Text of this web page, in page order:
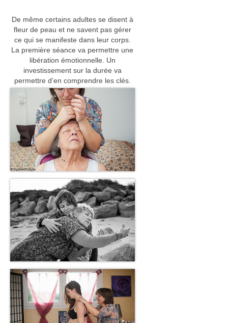
…dans ma peau d’ado
…dans mon corps
…dans mon corps qui vieillit
Constellations Systémiques Familiales
Karmiques Chamaniques Animales
Tarot-Constellation
Soin de l’Aura
Annales akashiques
Relation à l’argent
Séances
Mieux-être et auto-guérison
Se sortir d’une situation
Se révéler à soi
Formations
Formation Energéticien-ne diplômante
De même certains adultes se disent à
fleur de peau et ne savent pas gérer
ce qui se manifeste dans leur corps.
La première séance va permettre une
libération émotionnelle. Un
investissement sur la durée va
permettre d’en comprendre les clés.